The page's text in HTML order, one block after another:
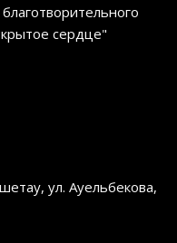
сердце"
ул. Ауельбекова,